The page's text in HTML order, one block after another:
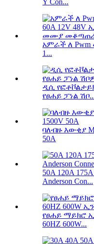
Y Con...
አምራች ለ Pwm
1...
ዲሲ የፎቶቮልታይክ
የፀሐይ ፓነል
ባለብዙ እውቂያ
50A
50A 120A
Anderson Con...
የፀሐይ ማይክሮ
60HZ 600W...